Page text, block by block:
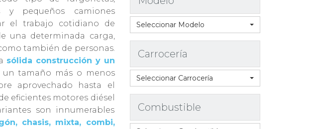
y pequeños camiones
el trabajo cotidiano de
una determinada carga,
también de personas.
sólida construcción y un
un tamaño más o menos
aprovechado hasta el
eficientes motores diésel
son innumerables
chasis, mixta, combi,
Seleccionar Modelo
Carrocería
Seleccionar Carrocería
Combustible